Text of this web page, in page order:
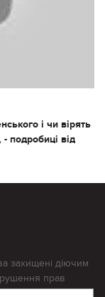
і чи вірять
подробиці від
захищені діючим
прав
яке відтворення